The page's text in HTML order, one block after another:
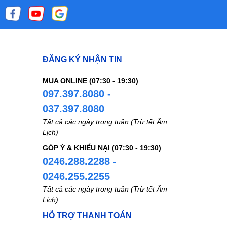
ĐĂNG KÝ NHẬN TIN
MUA ONLINE (07:30 - 19:30)
097.397.8080 -
037.397.8080
Tất cả các ngày trong tuần (Trừ tết Âm
Lịch)
GÓP Ý & KHIẾU NẠI (07:30 - 19:30)
0246.288.2288 -
0246.255.2255
Tất cả các ngày trong tuần (Trừ tết Âm
Lịch)
HỖ TRỢ THANH TOÁN